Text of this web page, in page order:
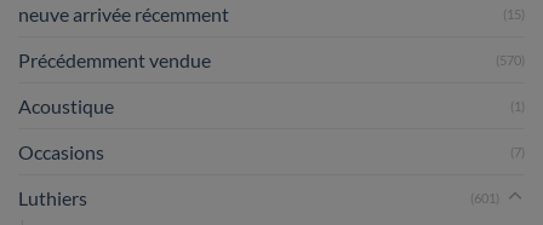
neuve arrivée récemment (15)
Précédemment vendue (570)
Acoustique (1)
Occasions (7)
Luthiers (601)